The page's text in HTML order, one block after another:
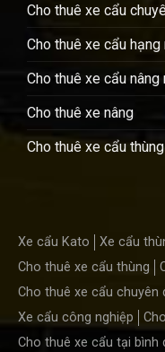
Cho thuê xe cẩu
Cho thuê xe cẩu hạng
Cho thuê xe cẩu
Cho thuê xe nâng
Cho thuê xe cẩu thùng
Xe cẩu Kato Xe cẩu
Cho thuê xe cẩu thùng
Cho thuê xe cẩu chuyên
Xe cẩu công nghiệp
Cho thuê xe cẩu tại bình